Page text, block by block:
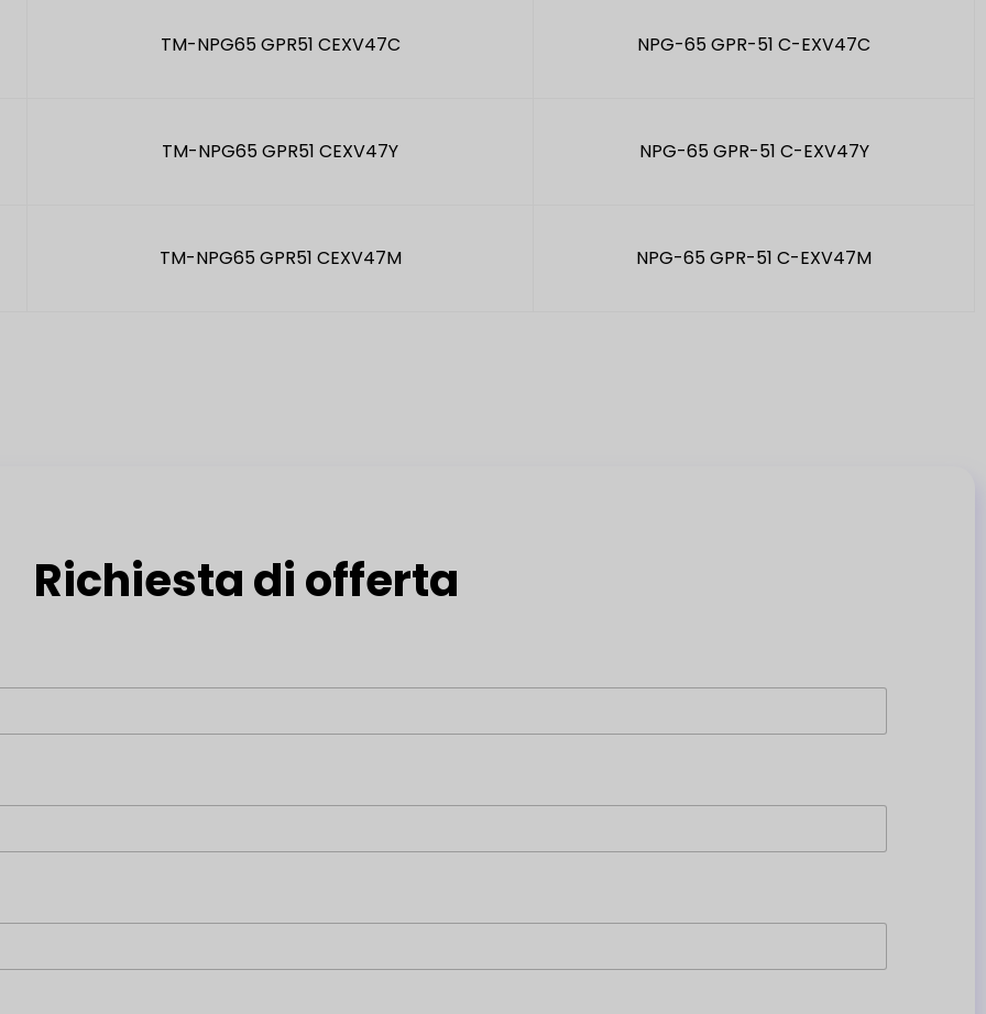
TM-NPG65 GPR51 CEXV47C NPG-65 GPR-51 C-EXV47C
TM-NPG65 GPR51 CEXV47Y NPG-65 GPR-51 C-EXV47Y
TM-NPG65 GPR51 CEXV47M NPG-65 GPR-51 C-EXV47M
Richiesta di offerta